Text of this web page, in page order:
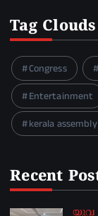
Tag Clouds
Congress
Entertainment
kerala
Recent
യുവ